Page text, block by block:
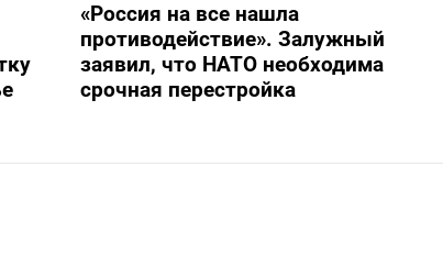
«Россия на все нашла
противодействие». Залужный
заявил, что НАТО необходима
срочная перестройка